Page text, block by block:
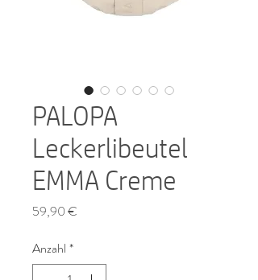
PALOPA
Leckerlibeutel
EMMA Creme
59,90 €
Anzahl *